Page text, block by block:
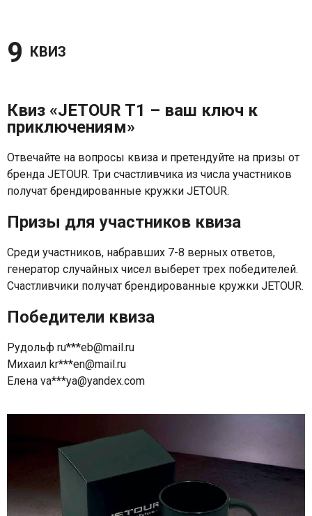
9 КВИЗ
Квиз «JETOUR T1 – ваш ключ к
приключениям»
Отвечайте на вопросы квиза и претендуйте на призы от
бренда JETOUR. Три счастливчика из числа участников
получат брендированные кружки JETOUR.
Призы для участников квиза
Среди участников, набравших 7-8 верных ответов,
генератор случайных чисел выберет трех победителей.
Счастливчики получат брендированные кружки JETOUR.
Победители квиза
Рудольф ru***eb@mail.ru
Михаил kr***en@mail.ru
Елена va***ya@yandex.com